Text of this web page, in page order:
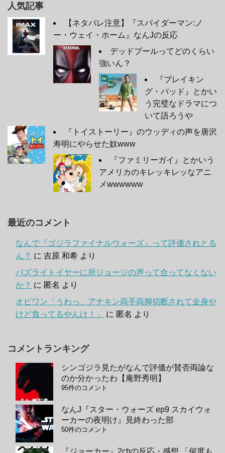
人気記事
【ネタバレ注意】『スパイダーマン:ノ
ー・ウェイ・ホーム』なんJの反応
デッドプールってどのくらい
強いん？
『ブレイキン
グ・バッド』とかい
う完璧なドラマにつ
いて語ろうや
『トイストーリー』のウッディの声を唐沢
寿明にやらせた奴www
『ファミリーガイ』とかいう
アメリカのキレッキレッなアニ
メwwwwww
最近のコメント
なんで『ゴジラファイナルウォーズ』って評価されとる
ん？ に 吉原 和希 より
バズライトイヤーに所ジョージの声って合ってなくない
か？ に 匿名 より
オビワン「うわっ、アナキン両手両脚切断されて全身や
けど負ってるやんけ！」
に 匿名 より
コメントランキング
シンゴジラ見たがなんで評価が賛否両論な
のか分かったわ【庵野秀明】
95件のコメント
なんJ『スター・ウォーズ ep9 スカイウォ
ーカーの夜明け』見終わった部
50件のコメント